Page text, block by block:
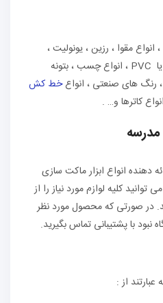
پلکسی گلاس ، فوم برد ، MDF ، انواع مقوا ، رزین ، یونولیت ،
انواع پلاستیک ، لوله های پلیکا یا PVC ، انواع چسب ، بتونه
رنگ های صنعتی ، انواعخط کش
کاترها و… .
دهنده انواع ابزار ماکت سازی
کلیه لوازم مورد نیاز را از
در صورتی که محصول مورد نظر
با پشتیبانی تماس بگیرید.
از :